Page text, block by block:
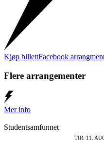
Kjøp billettFacebook
Flere arrangementer
Mer info
Studentsamfunnet
TIR. 11.